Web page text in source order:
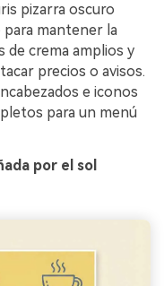
pizarra oscuro
mantener la
de crema amplios y
precios o avisos.
e iconos
para un menú
por el sol